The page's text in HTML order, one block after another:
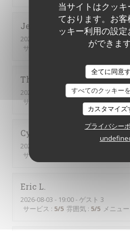
当サイトはクッキ
ております。お客
ッキー利用の設
ができます
全てに同意
すべてのクッキー
カスタマイズ
プライバシー
Jean-Paul M
2026-08-06
- 19:15 - ゲスト 2
サービス
:5 /5 メニュー
Thiti
2026-08-06
- 20:00 - ゲスト 3
サービス
雰囲気:4/5 メニュー
Cynthia
2026-08-01
サービス
Eric L
2026-08-03 - 19:00 - ゲスト 3
サービス : 5/5 雰囲気 : 5/5 メニュー